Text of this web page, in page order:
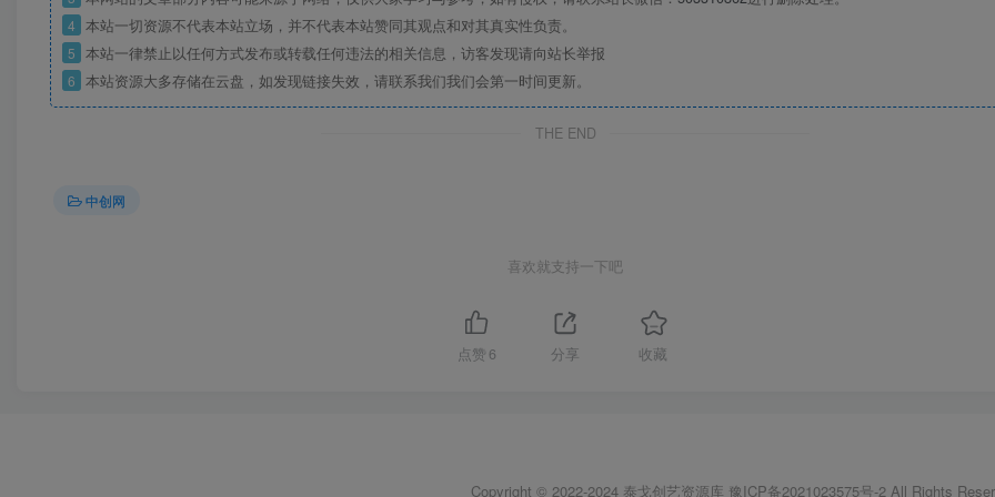
4 本站一切资源不代表本站立场，并不代表本站赞同其观点和对其真实性负责。
5 本站一律禁止以任何方式发布或转载任何违法的相关信息，访客发现请向站长举报
6 本站资源大多存储在云盘，如发现链接失效，请联系我们我们会第一时间更新。
THE END
中创网
喜欢就支持一下吧
点赞 6 分享 收藏
Copyright © 2022-2024 泰戈创艺资源库 豫ICP备2021023575号-2All Rights